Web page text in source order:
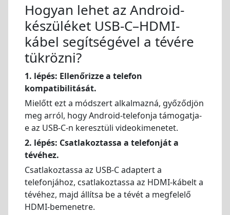
Hogyan lehet az Android-
készüléket USB-C–HDMI-
kábel segítségével a tévére
tükrözni?
1. lépés: Ellenőrizze a telefon
kompatibilitását.
Mielőtt ezt a módszert alkalmazná, győződjön
meg arról, hogy Android-telefonja támogatja-
e az USB-C-n keresztüli videokimenetet.
2. lépés: Csatlakoztassa a telefonját a
tévéhez.
Csatlakoztassa az USB-C adaptert a
telefonjához, csatlakoztassa az HDMI-kábelt a
tévéhez, majd állítsa be a tévét a megfelelő
HDMI-bemenetre.